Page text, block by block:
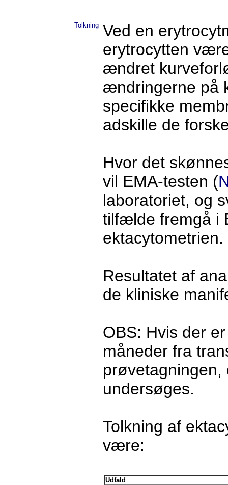
Tolkning Ved en
erytrocytten
ændret
ændringerne på
specifikke
adskille de
Hvor det
vil EMA-testen (
laboratoriet, og
tilfælde fremgå i
ektacytometrien.
Resultatet af
de kliniske
OBS: Hvis der
måneder fra
undersøges.
Tolkning af
være:
Udfald